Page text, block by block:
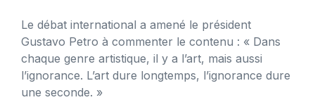
Le débat international a amené le président
Gustavo Petro à commenter le contenu : « Dans
chaque genre artistique, il y a l’art, mais aussi
l’ignorance. L’art dure longtemps, l’ignorance dure
une seconde. »